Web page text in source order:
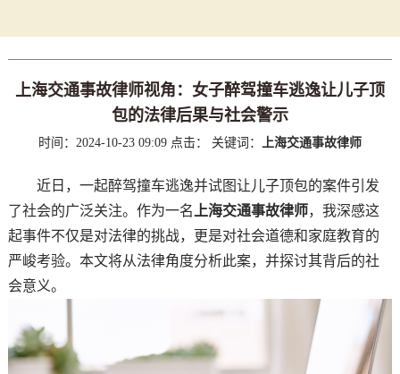
上海交通事故律师视角：女子醉驾撞车逃逸让儿子顶
包的法律后果与社会警示
时间：2024-10-23 09:09 点击： 关键词： 上海交通事故律师
近日，一起醉驾撞车逃逸并试图让儿子顶包的案件引发
了社会的广泛关注。作为一名 上海交通事故律师，我深感这
起事件不仅是对法律的挑战，更是对社会道德和家庭教育的
严峻考验。本文将从法律角度分析此案，并探讨其背后的社
会意义。